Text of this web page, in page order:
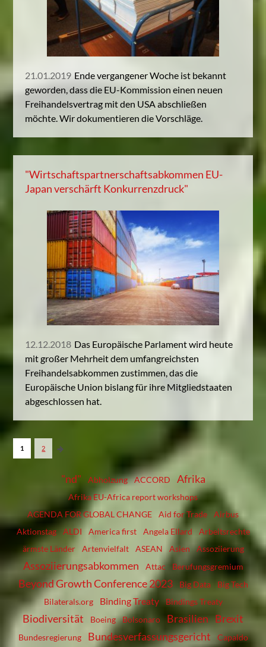
21.01.2019 Ende vergangener Woche ist bekannt
geworden, dass die EU-Kommission einen neuen
Freihandelsvertrag mit den USA abschließen
möchte. Wir dokumentieren die Vorschläge.
"Wirtschaftspartnerschaftsabkommen EU-
Japan verschärft Konkurrenzdruck"
12.12.2018 Das Europäische Parlament wird heute
mit großer Mehrheit dem umfangreichsten
Freihandelsabkommen zustimmen, das die
Europäische Union bislang für ihre Mitgliedstaaten
abgeschlossen hat.
1 2
"nd" Abholzung ACCORD Afrika
Afrika EU-Africa report workshops
AGENDA FOR GLOBAL CHANGE
Aid for Trade
Airbus
Aktionstag
ALDI America first Angela Ellard
Arbeitsrechte
ärmste Länder
Artenvielfalt ASEAN Asien Assoziierung
Assoziierungsabkommen Attac Berufungsgremium
Beyond Growth Conference 2023 Big Data
Big Tech
Bilaterals.org
Binding Treaty Bindings Treaty
Biodiversität Boeing Bolsonaro Brasilien Brexit
Bundesregierung Bundesverfassungsgericht
Capaldo